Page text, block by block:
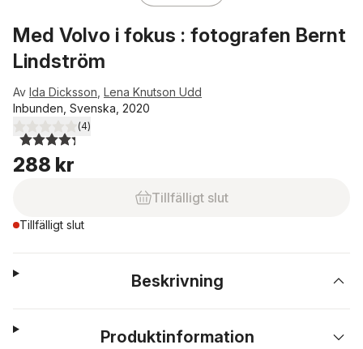
Med Volvo i fokus : fotografen Bernt
Lindström
Av Ida Dicksson Lena Knutson Udd
Inbunden, Svenska, 2020
4,3utav 5 stjärnor. Totalt antal röster:
(4)
288 kr
Tillfälligt slut
Tillfälligt slut
Beskrivning
Produktinformation